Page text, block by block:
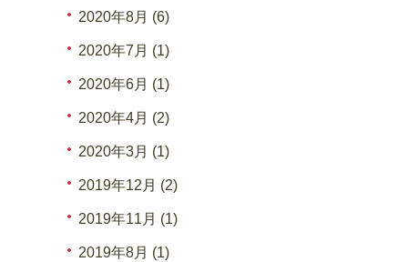
2020年8月 (6)
2020年7月 (1)
2020年6月 (1)
2020年4月 (2)
2020年3月 (1)
2019年12月 (2)
2019年11月 (1)
2019年8月 (1)